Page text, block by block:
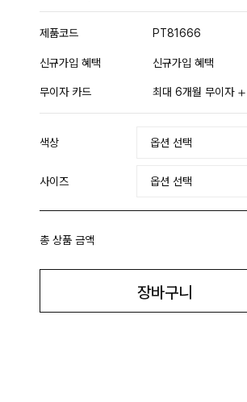
제품코드 PT81666
신규가입 혜택 신규가입 혜택
무이자 카드 최대 6개월 무이자
색상
사이즈
총 상품 금액
장바구니